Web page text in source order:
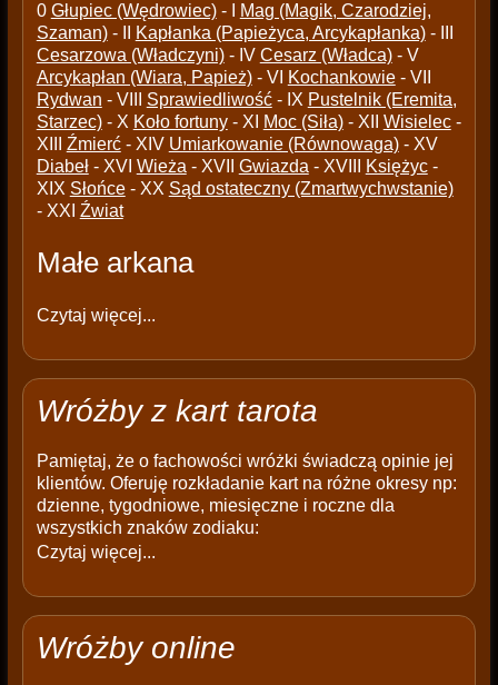
0 Głupiec (Wędrowiec)- I
Mag (Magik, Czarodziej,
Szaman)- II Kapłanka (Papieżyca, Arcykapłanka)- III
Cesarzowa (Władczyni)- IV Cesarz (Władca)- V
Arcykapłan (Wiara, Papież)- VI Kochankowie- VII
Rydwan - VIII Sprawiedliwość- IX Pustelnik (Eremita,
Starzec)- X Koło fortuny- XI Moc (Siła)- XII Wisielec-
XIII Źmierć- XIV Umiarkowanie (Równowaga)- XV
Diabeł- XVI Wieża - XVII Gwiazda - XVIII Księżyc-
XIX Słońce- XX Sąd ostateczny (Zmartwychwstanie)
- XXI Źwiat
Małe arkana
Czytaj więcej...
Wróżby z kart tarota
Pamiętaj, że o fachowości wróżki świadczą opinie jej
klientów. Oferuję rozkładanie kart na różne okresy np:
dzienne, tygodniowe, miesięczne i roczne dla
wszystkich znaków zodiaku:
Czytaj więcej...
Wróżby online